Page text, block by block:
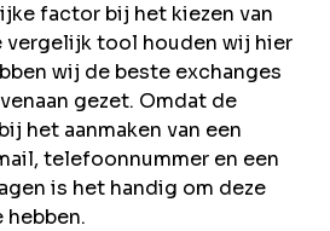
factor bij het kiezen van
vergelijk tool houden wij hier
wij de beste exchanges
gezet. Omdat de
het aanmaken van een
telefoonnummer en een
is het handig om deze
hebben.